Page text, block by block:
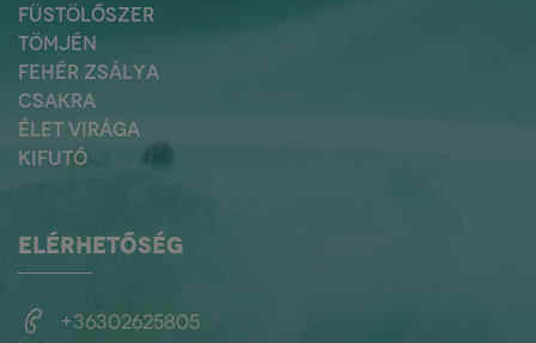
FÜSTÖLŐSZER
TÖMJÉN
FEHÉR ZSÁLYA
CSAKRA
ÉLET VIRÁGA
KIFUTÓ
ELÉRHETŐSÉG
+36302625805